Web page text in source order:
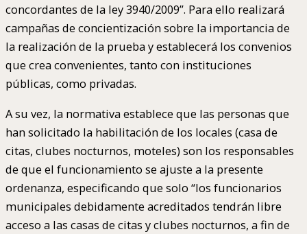
concordantes de la ley 3940/2009”. Para ello realizará
campañas de concientización sobre la importancia de
la realización de la prueba y establecerá los convenios
que crea convenientes, tanto con instituciones
públicas, como privadas.
A su vez, la normativa establece que las personas que
han solicitado la habilitación de los locales (casa de
citas, clubes nocturnos, moteles) son los responsables
de que el funcionamiento se ajuste a la presente
ordenanza, especificando que solo “los funcionarios
municipales debidamente acreditados tendrán libre
acceso a las casas de citas y clubes nocturnos, a fin de